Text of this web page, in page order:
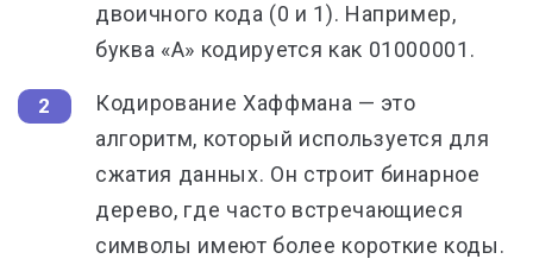
двоичного кода (0 и 1). Например,
буква «A» кодируется как 01000001.
Кодирование Хаффмана — это
алгоритм, который используется для
сжатия данных. Он строит бинарное
дерево, где часто встречающиеся
символы имеют более короткие коды.